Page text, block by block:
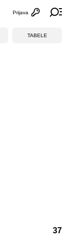
Otvori
Prijava
TABELE
37